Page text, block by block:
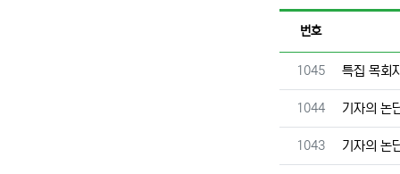
번호
번호
1045 특집 목회
번호
1044 기자의 논
번호
1043 기자의 논